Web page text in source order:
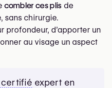
combler ces plis de
sans chirurgie.
profondeur, d’apporter un
au visage un aspect
expert en